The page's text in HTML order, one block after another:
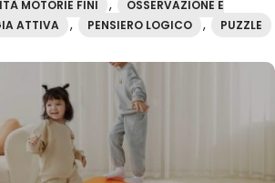
MOTORIE FINI ,
OSSERVAZIONE E
ATTIVA , PENSIERO LOGICO , PUZZLE